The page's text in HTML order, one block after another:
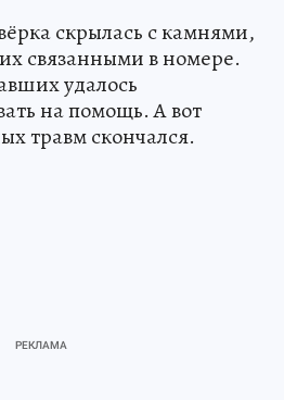
скрылась с камнями,
связанными в номере.
удалось
на помощь. А вот
травм скончался.